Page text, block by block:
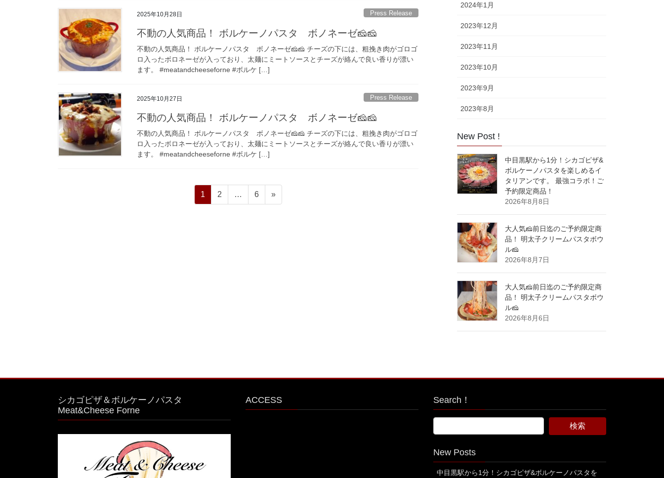
2025年10月28日 Press Release
不動の人気商品！ ボルケーノパスタ ボノネーゼ🧀🧀
不動の人気商品！ ボルケーノパスタ ボノネーゼ🧀🧀 チーズの下には、粗挽き肉がゴロゴ
ロ入ったボロネーゼが入っており、太麺にミートソースとチーズが絡んで良い香りが漂い
ます。 #meatandcheeseforne #ボルケ […]
2025年10月27日 Press Release
不動の人気商品！ ボルケーノパスタ ボノネーゼ🧀🧀
不動の人気商品！ ボルケーノパスタ ボノネーゼ🧀🧀 チーズの下には、粗挽き肉がゴロゴ
ロ入ったボロネーゼが入っており、太麺にミートソースとチーズが絡んで良い香りが漂い
ます。 #meatandcheeseforne #ボルケ […]
ペ
ー
1
ペ
ー
2 …
ペ
ー
6 »
2024年1月
2023年12月
2023年11月
2023年10月
2023年9月
2023年8月
New Post !
中目黒駅から1分！シカゴピザ&
ボルケーノパスタを楽しめるイ
タリアンです。 最強コラボ！ご
予約限定商品！
2026年8月8日
大人気🧀前日迄のご予約限定商
品！ 明太子クリームパスタボウ
ル🧀
2026年8月7日
大人気🧀前日迄のご予約限定商
品！ 明太子クリームパスタボウ
ル🧀
2026年8月6日
シカゴピザ＆ボルケーノパスタ
Meat&Cheese Forne
ACCESS Search！
New Posts
中目黒駅から1分！シカゴピザ&ボルケーノパスタを